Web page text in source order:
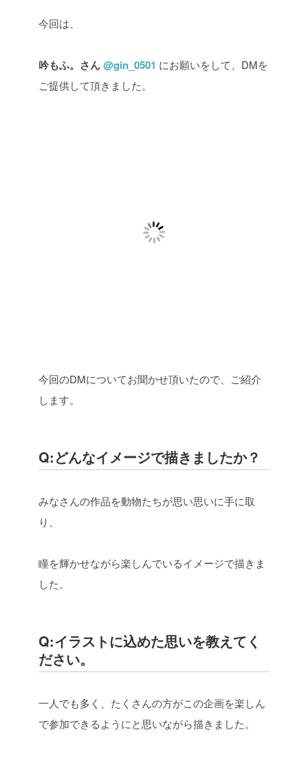
今回は、
吟もふ。さん@gin_0501 にお願いをして、DMを
ご提供して頂きました。
今回のDMについてお聞かせ頂いたので、ご紹介
します。
Q:どんなイメージで描きましたか？
みなさんの作品を動物たちが思い思いに手に取
り、
瞳を輝かせながら楽しんでいるイメージで描きま
した。
Q:イラストに込めた思いを教えてく
ださい。
一人でも多く、たくさんの方がこの企画を楽しん
で参加できるようにと思いながら描きました。